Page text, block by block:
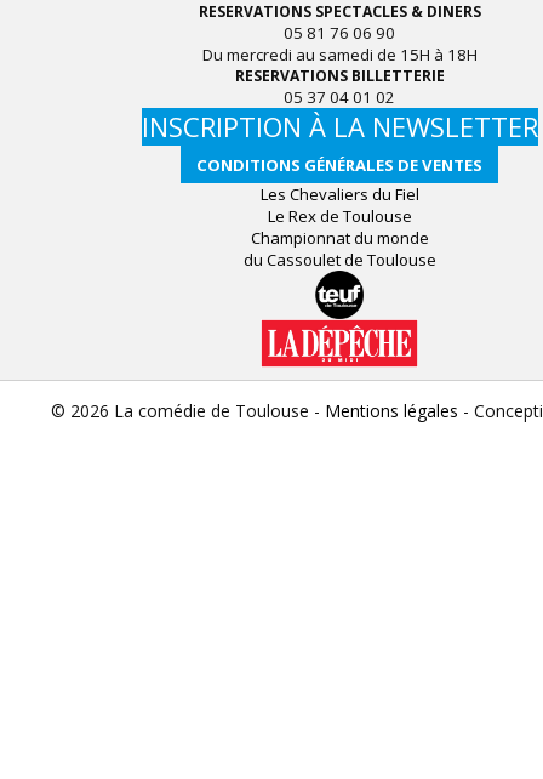
RESERVATIONS SPECTACLES & DINERS
05 81 76 06 90
Du mercredi au samedi de 15H à 18H
RESERVATIONS BILLETTERIE
05 37 04 01 02
INSCRIPTION À LA NEWSLETTER
CONDITIONS GÉNÉRALES DE VENTES
Les Chevaliers du Fiel
Le Rex de Toulouse
Championnat du monde
du Cassoulet de Toulouse
© 2026 La comédie de Toulouse - Mentions légales -